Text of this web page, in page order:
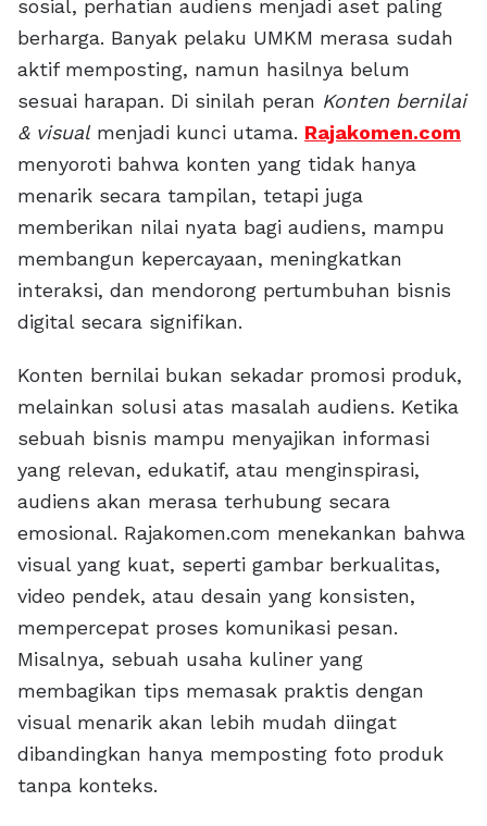
sosial, perhatian audiens menjadi aset paling
berharga. Banyak pelaku UMKM merasa sudah
aktif memposting, namun hasilnya belum
sesuai harapan. Di sinilah peran Konten bernilai
& visualmenjadi kunci utama. Rajakomen.com
menyoroti bahwa konten yang tidak hanya
menarik secara tampilan, tetapi juga
memberikan nilai nyata bagi audiens, mampu
membangun kepercayaan, meningkatkan
interaksi, dan mendorong pertumbuhan bisnis
digital secara signifikan.
Konten bernilai bukan sekadar promosi produk,
melainkan solusi atas masalah audiens. Ketika
sebuah bisnis mampu menyajikan informasi
yang relevan, edukatif, atau menginspirasi,
audiens akan merasa terhubung secara
emosional. Rajakomen.com menekankan bahwa
visual yang kuat, seperti gambar berkualitas,
video pendek, atau desain yang konsisten,
mempercepat proses komunikasi pesan.
Misalnya, sebuah usaha kuliner yang
membagikan tips memasak praktis dengan
visual menarik akan lebih mudah diingat
dibandingkan hanya memposting foto produk
tanpa konteks.